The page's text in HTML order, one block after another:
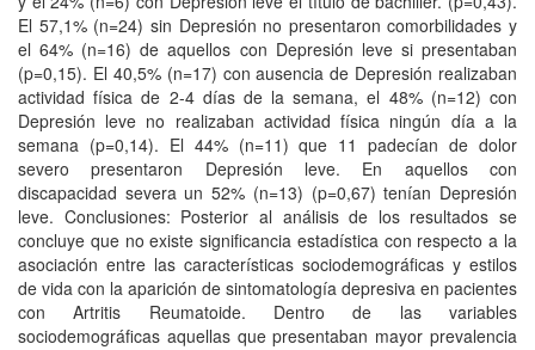
El 57,1% (n=24) sin Depresión no presentaron comorbilidades y
el 64% (n=16) de aquellos con Depresión leve si presentaban
(p=0,15). El 40,5% (n=17) con ausencia de Depresión realizaban
actividad física de 2-4 días de la semana, el 48% (n=12) con
Depresión leve no realizaban actividad física ningún día a la
semana (p=0,14). El 44% (n=11) que 11 padecían de dolor
severo presentaron Depresión leve. En aquellos con
discapacidad severa un 52% (n=13) (p=0,67) tenían Depresión
leve. Conclusiones: Posterior al análisis de los resultados se
concluye que no existe significancia estadística con respecto a la
asociación entre las características sociodemográficas y estilos
de vida con la aparición de sintomatología depresiva en pacientes
con Artritis Reumatoide. Dentro de las variables
sociodemográficas aquellas que presentaban mayor prevalencia